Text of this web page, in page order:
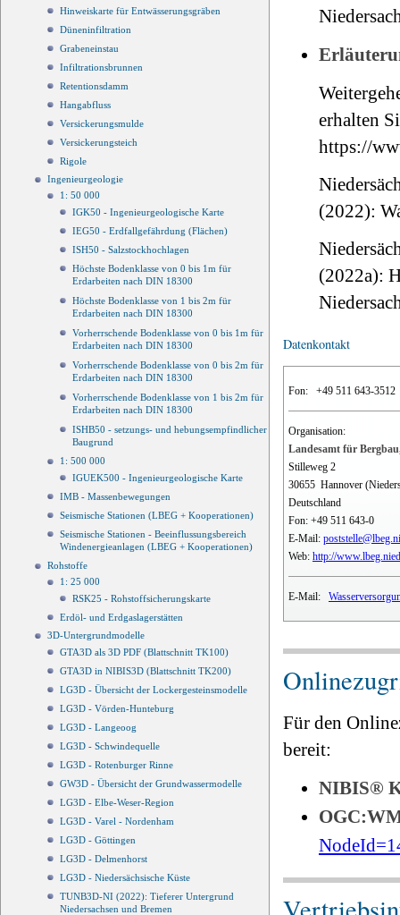
Hinweiskarte für Entwässerungsgräben
Düneninfiltration
Grabeneinstau
Infiltrationsbrunnen
Retentionsdamm
Hangabfluss
Versickerungsmulde
Versickerungsteich
Rigole
Ingenieurgeologie
1: 50 000
IGK50 - Ingenieurgeologische Karte
IEG50 - Erdfallgefährdung (Flächen)
ISH50 - Salzstockhochlagen
Höchste Bodenklasse von 0 bis 1m für
Erdarbeiten nach DIN 18300
Höchste Bodenklasse von 1 bis 2m für
Erdarbeiten nach DIN 18300
Vorherrschende Bodenklasse von 0 bis 1m für
Erdarbeiten nach DIN 18300
Vorherrschende Bodenklasse von 0 bis 2m für
Erdarbeiten nach DIN 18300
Vorherrschende Bodenklasse von 1 bis 2m für
Erdarbeiten nach DIN 18300
ISHB50 - setzungs- und hebungsempfindlicher
Baugrund
1: 500 000
IGUEK500 - Ingenieurgeologische Karte
IMB - Massenbewegungen
Seismische Stationen (LBEG + Kooperationen)
Seismische Stationen - Beeinflussungsbereich
Windenergieanlagen (LBEG + Kooperationen)
Rohstoffe
1: 25 000
RSK25 - Rohstoffsicherungskarte
Erdöl- und Erdgaslagerstätten
3D-Untergrundmodelle
GTA3D als 3D PDF (Blattschnitt TK100)
GTA3D in NIBIS3D (Blattschnitt TK200)
LG3D - Übersicht der Lockergesteinsmodelle
LG3D - Vörden-Hunteburg
LG3D - Langeoog
LG3D - Schwindequelle
LG3D - Rotenburger Rinne
GW3D - Übersicht der Grundwassermodelle
LG3D - Elbe-Weser-Region
LG3D - Varel - Nordenham
LG3D - Göttingen
LG3D - Delmenhorst
LG3D - Niedersächsische Küste
TUNB3D-NI (2022): Tieferer Untergrund
Niedersachsen und Bremen
erhalten
https://
(2022):
(2022a):
Datenkontakt
Fon: +49 511 643-3512
Organisation:
Landesamt für
Stilleweg 2
30655 Hannover
Deutschland
Fon: +49 511 643-0
E-Mail:
Web: http://
E-Mail:
Für den
bereit:
NIBIS®